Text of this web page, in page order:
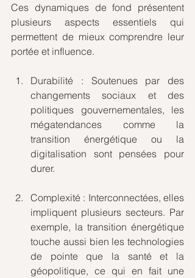
Ces dynamiques de fond présentent
plusieurs aspects essentiels qui
permettent de mieux comprendre leur
portée et influence.
Durabilité : Soutenues par des
changements sociaux et des
politiques gouvernementales, les
mégatendances comme la
transition énergétique ou la
digitalisation sont pensées pour
durer.
Complexité : Interconnectées, elles
impliquent plusieurs secteurs. Par
exemple, la transition énergétique
touche aussi bien les technologies
de pointe que la santé et la
géopolitique, ce qui en fait une